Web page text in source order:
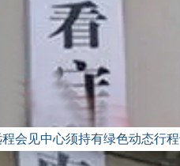
会见中心须持有绿色动态行程